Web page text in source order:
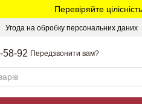
Перевіряйте
Угода на обробку персональних даних
58-92 Передзвонити вам?